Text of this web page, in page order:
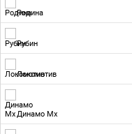
Родина
Рубин
Локомотив
Динамо Мх